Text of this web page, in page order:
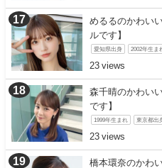
めるるのかわい
ルです】
愛知県出身 2002年生ま
23
森千晴のかわい
です】
1999年生まれ 東京都出
23
橋本環奈のかわ